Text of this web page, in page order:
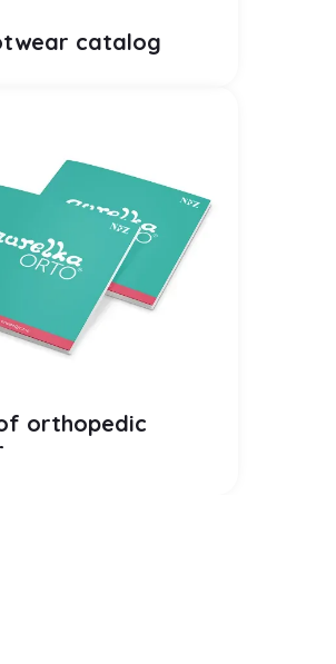
catalog
orthopedic